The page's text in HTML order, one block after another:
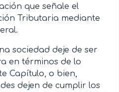
que señale el
Tributaria mediante
sociedad deje de ser
en términos de lo
Capítulo, o bien,
dejen de cumplir los